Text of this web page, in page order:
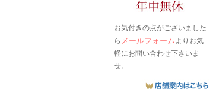
お気付きの点がございました
ら メールフォームよりお気
軽にお問い合わせ下さいま
せ。